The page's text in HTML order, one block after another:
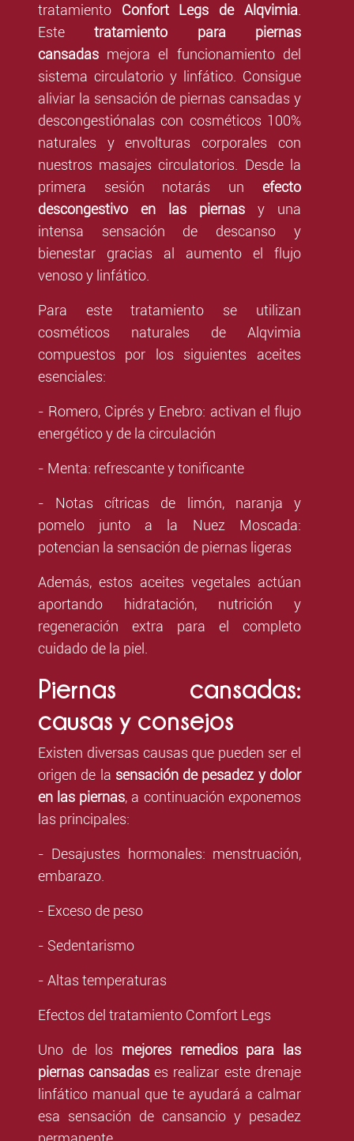
tratamiento Confort Legs de Alqvimia
Estetratamiento para piernas
cansadas mejora el funcionamiento del
sistema circulatorio y linfático. Consigue
aliviar la sensación de piernas cansadas y
descongestiónalas con cosméticos 100%
naturales y envolturas corporales con
nuestros masajes circulatorios. Desde la
primera sesión notarás un efecto
descongestivo en las piernas y una
intensa sensación de descanso y
bienestar gracias al aumento el flujo
venoso y linfático.
Para este tratamiento se utilizan
cosméticos naturales de Alqvimia
compuestos por los siguientes aceites
esenciales:
- Romero, Ciprés y Enebro: activan el flujo
energético y de la circulación
- Menta: refrescante y tonificante
- Notas cítricas de limón, naranja y
pomelo junto a la Nuez Moscada:
potencian la sensación de piernas ligeras
Además, estos aceites vegetales actúan
aportando hidratación, nutrición y
regeneración extra para el completo
cuidado de la piel.
Piernas cansadas:
causas y consejos
Existen diversas causas que pueden ser el
origen de la sensación de pesadez y dolor
en las piernas, a continuación exponemos
las principales:
- Desajustes hormonales: menstruación,
embarazo.
- Exceso de peso
- Sedentarismo
- Altas temperaturas
Efectos del tratamiento Comfort Legs
Uno de los mejores remedios para las
piernas cansadases realizar este drenaje
linfático manual que te ayudará a calmar
esa sensación de cansancio y pesadez